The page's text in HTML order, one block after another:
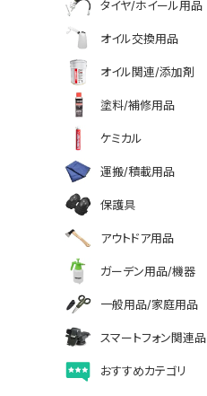
タイヤ/ホイール用品
オイル交換用品
オイル関連/添加剤
塗料/補修用品
ケミカル
運搬/積載用品
保護具
アウトドア用品
ガーデン用品/機器
一般用品/家庭用品
スマートフォン関連品
おすすめカテゴリ